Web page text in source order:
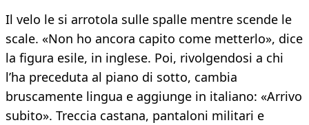
Il velo le si arrotola sulle spalle mentre scende le
scale. «Non ho ancora capito come metterlo», dice
la figura esile, in inglese. Poi, rivolgendosi a chi
l’ha preceduta al piano di sotto, cambia
bruscamente lingua e aggiunge in italiano: «Arrivo
subito». Treccia castana, pantaloni militari e